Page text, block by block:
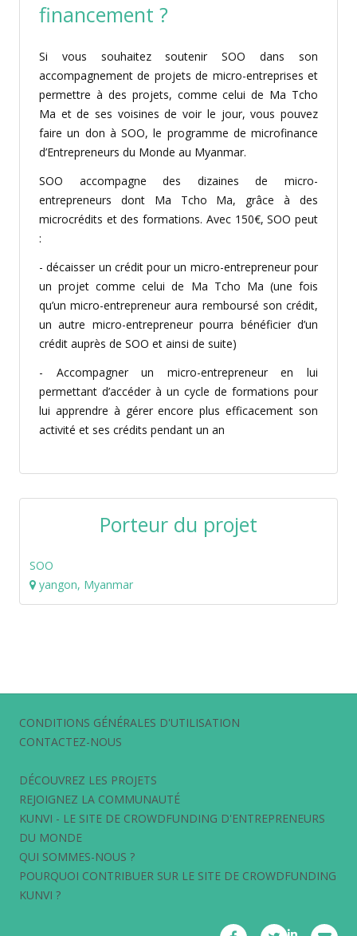
financement ?
Si vous souhaitez soutenir SOO dans son
accompagnement de projets de micro-entreprises et
permettre à des projets, comme celui de Ma Tcho
Ma et de ses voisines de voir le jour, vous pouvez
faire un don à SOO, le programme de microfinance
d’Entrepreneurs du Monde au Myanmar.
SOO accompagne des dizaines de micro-
entrepreneurs dont Ma Tcho Ma, grâce à des
microcrédits et des formations. Avec 150€, SOO peut
:
- décaisser un crédit pour un micro-entrepreneur pour
un projet comme celui de Ma Tcho Ma (une fois
qu’un micro-entrepreneur aura remboursé son crédit,
un autre micro-entrepreneur pourra bénéficier d’un
crédit auprès de SOO et ainsi de suite)
- Accompagner un micro-entrepreneur en lui
permettant d’accéder à un cycle de formations pour
lui apprendre à gérer encore plus efficacement son
activité et ses crédits pendant un an
Porteur du projet
SOO
yangon, Myanmar
CONDITIONS GÉNÉRALES D'UTILISATION
CONTACTEZ-NOUS
DÉCOUVREZ LES PROJETS
REJOIGNEZ LA COMMUNAUTÉ
KUNVI - LE SITE DE CROWDFUNDING D'ENTREPRENEURS
DU MONDE
QUI SOMMES-NOUS ?
POURQUOI CONTRIBUER SUR LE SITE DE CROWDFUNDING
KUNVI ?